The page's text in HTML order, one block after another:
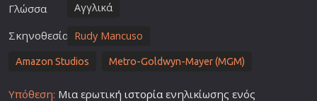
Γλώσσα Αγγλικά
Σκηνοθεσία Rudy Mancuso
Amazon Studios Metro-Goldwyn-Mayer (MGM)
Υπόθεση: Μια ερωτική ιστορίαενηλικίωσης ενός